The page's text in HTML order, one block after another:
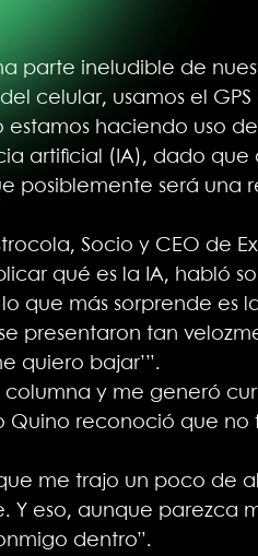
parte ineludible de
celular, usamos el
estamos haciendo uso
artificial (IA), dado
posiblemente será una
Socio y CEO de
qué es la IA, habló
que más sorprende es
se presentaron tan
quiero bajar’”.
columna y me generó
reconoció que no
me trajo un poco de
Y eso, aunque parezca
dentro”.